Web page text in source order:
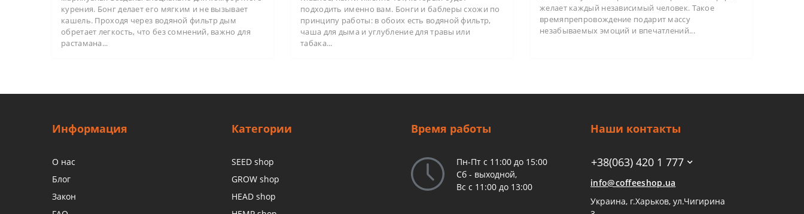
курения. Бонг делает его мягким и не вызывает
кашель. Проходя через водяной фильтр дым
обретает легкость, что без сомнений, важно для
растамана...
подходить именно вам. Бонги и баблеры схожи по
принципу работы: в обоих есть водяной фильтр,
чаша для дыма и углубление для травы или
табака...
желает каждый независимый человек. Такое
времяпрепровождение подарит массу
незабываемых эмоций и впечатлений...
Информация
О нас
Блог
Закон
Категории
SEED shop
GROW shop
HEAD shop
Время работы
Пн-Пт с 11:00 до 15:00
Сб - выходной,
Вс с 11:00 до 13:00
Наши контакты
+38(063) 420 1 777
info@coffeeshop.ua
Украина, г.Харьков, ул.Чигирина